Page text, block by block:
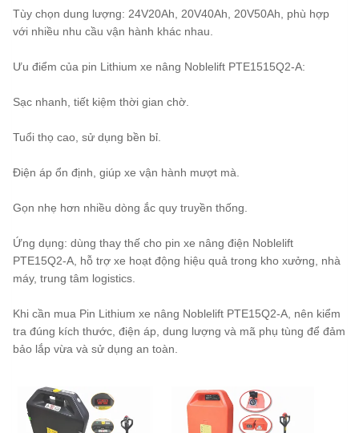
Tùy chọn dung lượng: 24V20Ah, 20V40Ah, 20V50Ah, phù hợp
với nhiều nhu cầu vận hành khác nhau.
Ưu điểm của pin Lithium xe nâng Noblelift PTE1515Q2-A:
Sạc nhanh, tiết kiệm thời gian chờ.
Tuổi thọ cao, sử dụng bền bỉ.
Điện áp ổn định, giúp xe vận hành mượt mà.
Gọn nhẹ hơn nhiều dòng ắc quy truyền thống.
Ứng dụng: dùng thay thế cho pin xe nâng điện Noblelift
PTE15Q2-A, hỗ trợ xe hoạt động hiệu quả trong kho xưởng, nhà
máy, trung tâm logistics.
Khi cần mua Pin Lithium xe nâng Noblelift PTE15Q2-A, nên kiểm
tra đúng kích thước, điện áp, dung lượng và mã phụ tùng để đảm
bảo lắp vừa và sử dụng an toàn.